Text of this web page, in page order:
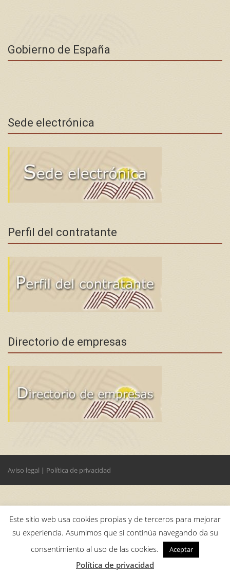
Gobierno de España
Sede electrónica
Perfil del contratante
Directorio de empresas
Aviso legal | Política de privacidad
Este sitio web usa cookies propias y de terceros para mejorar
su experiencia. Asumimos que si continúa navegando da su
consentimiento al uso de las cookies.
Aceptar
Política de privacidad